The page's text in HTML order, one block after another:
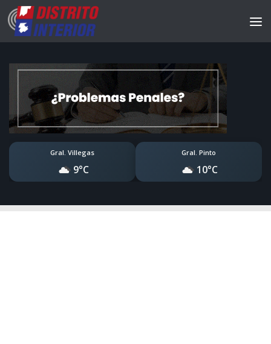
Gral. Villegas
9°C
Gral. Pinto
10°C